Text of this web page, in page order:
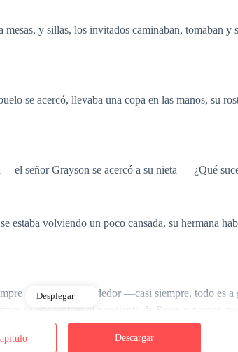
y sillas, los invitados caminaban, tomaban y
se acercó, llevaba una copa en las manos, su
—el señor Grayson se acercó a su nieta — ¿Qué
estaba volviendo un poco cansada, su hermana
—miro a su alrededor —casi siempre, todo es
se encuentran al pendiente de Rose, y parece
Desplegar
Descargar